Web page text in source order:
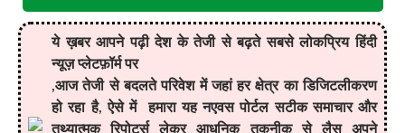
ये ख़बर आपने पढ़ी देश के तेजी से बढ़ते सबसे लोकप्रिय हिंदी
न्यूज़ प्लेटफ़ॉर्म पर
,आज तेजी से बदलते परिवेश में जहां हर क्षेत्र का डिजिटलीकरण
हो रहा है,ऐसे में हमारा यह नएवस पोर्टलसटीक समाचार और
तथ्यात्मक रिपोर्ट्स लेकर आधुनिक
तकनीक से लैस अपने
11 पॉइंट पर क्या एक्शन हुआ
10 Aug, 7:32 AM :
तैरकर बाहर आए; पानी में डूबे अधूरे पुल को देख नहीं पाया ड्राइवर
10 Aug, 5:10 AM : मोहाली में छात्रा से 48 घंटे में 2 बार गैंगरेप:बेहोशी
की हालत में फेंका, फ्रेंडशिप से मना किया था; पर्ची में आरोपी का नाम-मोबाइल